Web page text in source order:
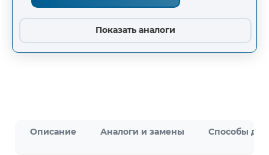
Показать аналоги
Описание Аналоги и замены Способы